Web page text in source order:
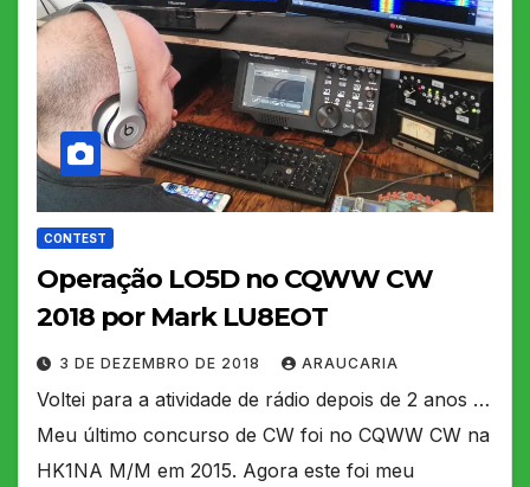
CONTEST
Operação LO5D no CQWW CW
2018 por Mark LU8EOT
3 DE DEZEMBRO DE 2018 ARAUCARIA
Voltei para a atividade de rádio depois de 2 anos …
Meu último concurso de CW foi no CQWW CW na
HK1NA M/M em 2015. Agora este foi meu